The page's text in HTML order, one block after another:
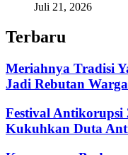
Juli 21, 2026
Terbaru
Meriahnya Tradisi
Jadi Rebutan Warga
Festival Antikorupsi
Kukuhkan Duta